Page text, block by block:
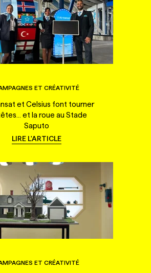
ET CRÉATIVITÉ
et Celsius font tourner
et la roue au Stade
Saputo
LIRE L'ARTICLE
ET CRÉATIVITÉ